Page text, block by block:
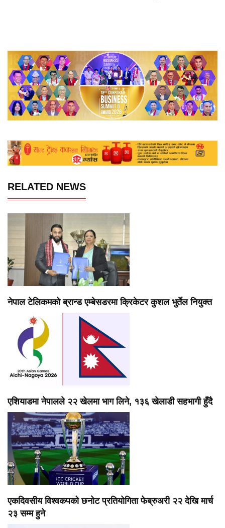
RELATED NEWS
नेपाल टेलिकमको ब्रान्ड एम्बेसडरमा क्रिकेटर कुशल भुर्तेल नियुक्त
एशियाडमा नेपालले २२ खेलमा भाग लिने, १३६ खेलाडी सहभागी हुँदै
एकदिवसीय विश्वकपको छनोट प्रतियोगिता फेब्रुअरी २२ देखि मार्च
२३ सम्म हुने